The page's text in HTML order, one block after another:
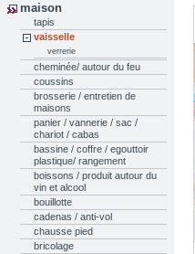
maison
tapis
vaisselle
verrerie
cheminée/ autour du feu
coussins
brosserie / entretien de
maisons
panier / vannerie / sac /
chariot / cabas
bassine / coffre / egouttoir
plastique/ rangement
boissons / produit autour du
vin et alcool
bouillotte
cadenas / anti-vol
chausse pied
bricolage